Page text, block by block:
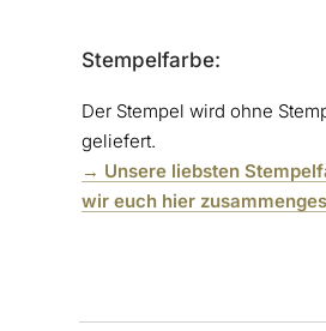
Stempelfarbe:
Der Stempel wird ohne
geliefert.
→ Unsere liebsten
wir euch hier